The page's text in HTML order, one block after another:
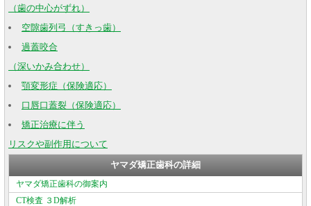
（歯の中心がずれ）
空隙歯列弓（すきっ歯）
過蓋咬合
（深いかみ合わせ）
顎変形症（保険適応）
口唇口蓋裂（保険適応）
矯正治療に伴う
リスクや副作用について
ヤマダ矯正歯科の詳細
ヤマダ矯正歯科の御案内
CT検査 ３D解析